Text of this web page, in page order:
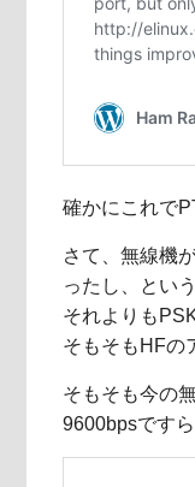
確かにこれで
さて、無線機
ったし、とい
それよりも
そもそもHFの
そもそも今の
9600bpsです